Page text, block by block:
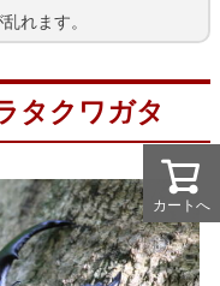
れます。
タクワガタ
カートへ
カートへ